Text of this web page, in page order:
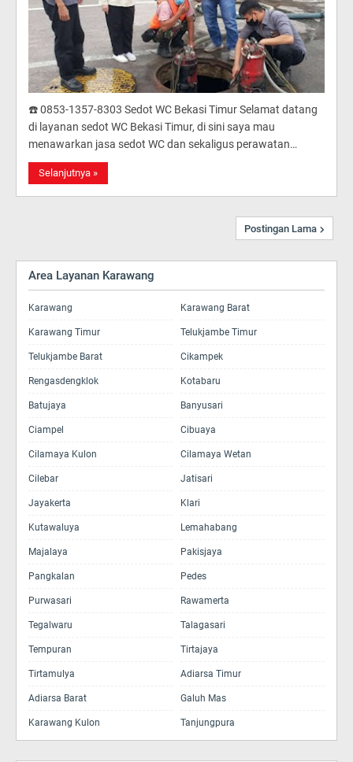
☎️ 0853-1357-8303 Sedot WC Bekasi Timur Selamat datang
di layanan sedot WC Bekasi Timur, di sini saya mau
menawarkan jasa sedot WC dan sekaligus perawatan…
Selanjutnya »
Postingan Lama
Area Layanan Karawang
Karawang Karawang Barat
Karawang Timur Telukjambe Timur
Telukjambe Barat Cikampek
Rengasdengklok Kotabaru
Batujaya Banyusari
Ciampel Cibuaya
Cilamaya Kulon Cilamaya Wetan
Cilebar Jatisari
Jayakerta Klari
Kutawaluya Lemahabang
Majalaya Pakisjaya
Pangkalan Pedes
Purwasari Rawamerta
Tegalwaru Talagasari
Tempuran Tirtajaya
Tirtamulya Adiarsa Timur
Adiarsa Barat Galuh Mas
Karawang Kulon Tanjungpura